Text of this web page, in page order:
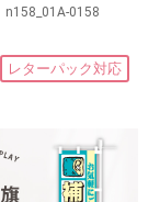
n158_01A-0158
レターパック対応